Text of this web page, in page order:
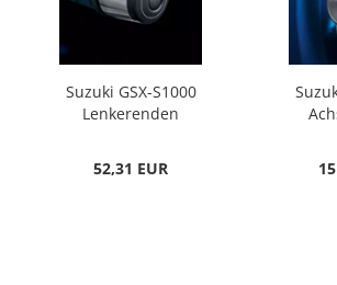
Suzuki GSX-S1000
Lenkerenden
52,31 EUR